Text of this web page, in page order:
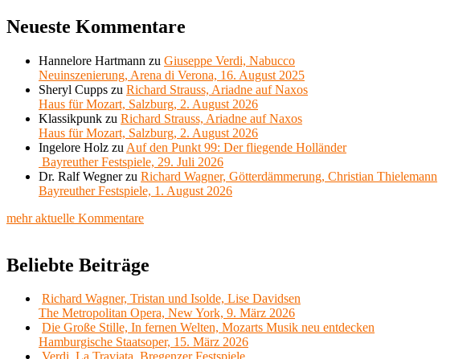
Neueste Kommentare
Hannelore Hartmann zu Giuseppe Verdi, Nabucco
Neuinszenierung, Arena di Verona, 16. August 2025
Sheryl Cupps zu Richard Strauss, Ariadne auf Naxos
Haus für Mozart, Salzburg, 2. August 2026
Klassikpunk zu Richard Strauss, Ariadne auf Naxos
Haus für Mozart, Salzburg, 2. August 2026
Ingelore Holz zu Auf den Punkt 99: Der fliegende Holländer
Bayreuther Festspiele, 29. Juli 2026
Dr. Ralf Wegnerzu Richard Wagner, Götterdämmerung, Christian Thielemann
Bayreuther Festspiele, 1. August 2026
mehr aktuelle Kommentare
Beliebte Beiträge
Richard Wagner, Tristan und Isolde, Lise Davidsen
The Metropolitan Opera, New York, 9. März 2026
Die Große Stille, In fernen Welten, Mozarts Musik neu entdecken
Hamburgische Staatsoper, 15. März 2026